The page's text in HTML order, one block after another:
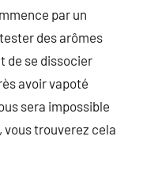
par un
des arômes
de se dissocier
avoir vapoté
sera impossible
vous trouverez cela